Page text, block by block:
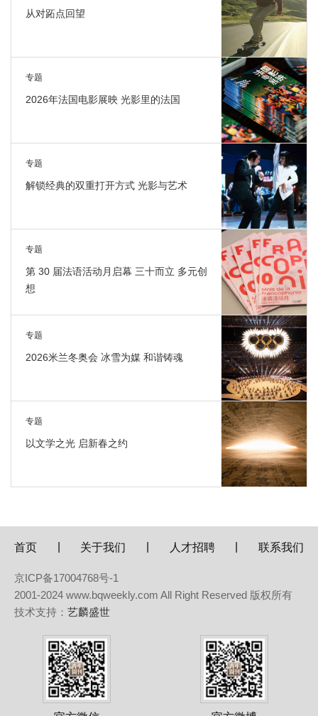
从对跖点回望
专题
2026年法国电影展映 光影里的法国
专题
解锁经典的双重打开方式 光影与艺术
专题
第 30 届法语活动月启幕 三十而立 多元创
想
专题
2026米兰冬奥会 冰雪为媒 和谐铸魂
专题
以文学之光 启新春之约
首页 关于我们 人才招聘 联系我们
京ICP备17004768号-1
2001-2024 www.bqweekly.com All Right Reserved 版权所有
技术支持： 艺麟盛世